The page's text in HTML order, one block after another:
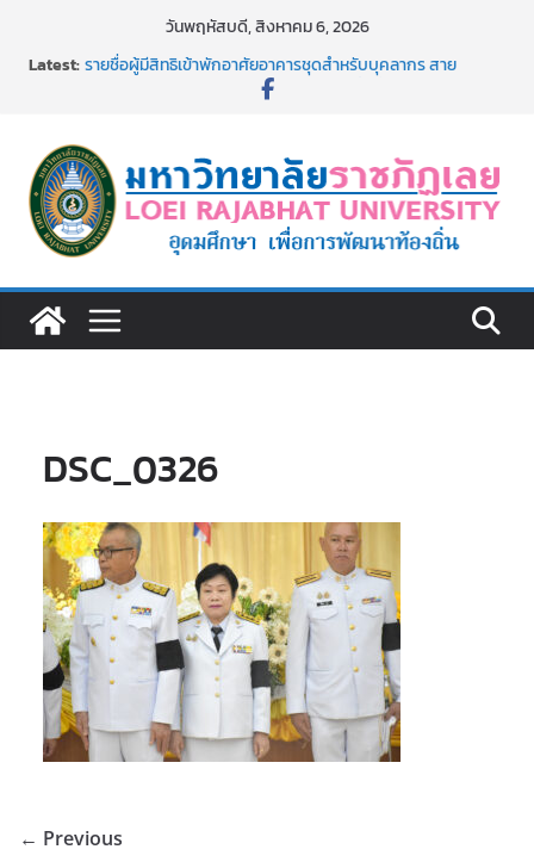
วันพฤหัสบดี, สิงหาคม 6, 2026
Latest:รายชื่อผู้มีสิทธิเข้าพักอาศัยอาคารชุดสำหรับบุคลากร สาย
สนับสนุน สังกัดมหาวิทยาลัยราชภัฏเลย ครั้งที่ 2/2569
๑,๙๗๒ ชุด โดยวิธีเฉพาะเจาะจง
ม.ราชภัฏเลย จัดกิจกรรมจิตอาสาบำเพ็ญสาธารณประโยชน์ และ
บำเพ็ญสาธารณกุศล 69
รายชื่อผู้ผ่านการสอบแข่งขันเพื่อเป็นลูกจ้างชั่วคราว (รายวัน)
สังกัดมหาวิทยาลัยราชภัฏเลย ด้วยเงินนอกงบประมาณ ประเภท
DSC_0326
← Previous